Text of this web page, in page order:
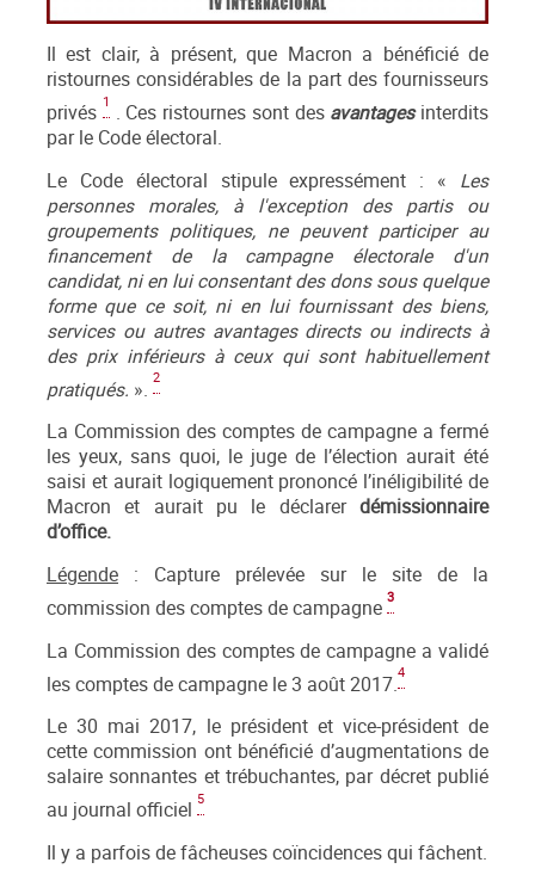
Il est clair, à présent, que Macron a bénéficié de
ristournes considérables de la part des fournisseurs
privés 1. Ces ristournes sont des avantagesinterdits
par le Code électoral.
Le Code électoral stipule expressément : « Les
personnes morales, à l'exception des partis ou
groupements politiques, ne peuvent participer au
financement de la campagne électorale d'un
candidat, ni en lui consentant des dons sous quelque
forme que ce soit, ni en lui fournissant des biens,
services ou autres avantages directs ou indirects à
des prix inférieurs à ceux qui sont habituellement
pratiqués. ». 2
La Commission des comptes de campagne a fermé
les yeux, sans quoi, le juge de l’élection aurait été
saisi et aurait logiquement prononcé l’inéligibilité de
Macron et aurait pu le déclarer démissionnaire
d’office.
Légende : Capture prélevée sur le site de la
commission des comptes de campagne 3
La Commission des comptes de campagne a validé
les comptes de campagne le 3 août 2017.4
Le 30 mai 2017, le président et vice-président de
cette commission ont bénéficié d’augmentations de
salaire sonnantes et trébuchantes, par décret publié
au journal officiel 5
Il y a parfois de fâcheuses coïncidences qui fâchent.